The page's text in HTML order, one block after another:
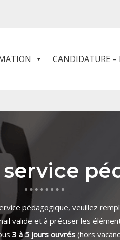
CANDIDATURE –
pédagogique, veuillez
valide et à préciser les
3 à 5 jours ouvrés (hors